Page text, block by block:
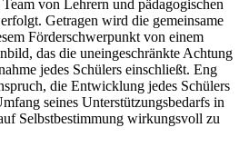
von Lehrern und pädagogischen
Getragen wird die gemeinsame
Förderschwerpunkt von einem
das die uneingeschränkte Achtung
jedes Schülers einschließt. Eng
die Entwicklung jedes Schülers
seines Unterstützungsbedarfs in
Selbstbestimmung wirkungsvoll zu